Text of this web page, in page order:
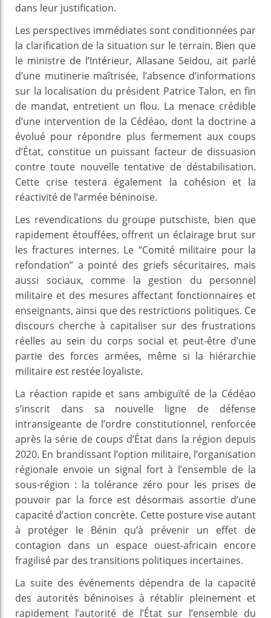
dans leur justification.
Les perspectives immédiates sont conditionnées par
la clarification de la situation sur le terrain. Bien que
le ministre de l’Intérieur, Allasane Seidou, ait parlé
d’une mutinerie maîtrisée, l’absence d’informations
sur la localisation du président Patrice Talon, en fin
de mandat, entretient un flou. La menace crédible
d’une intervention de la Cédéao, dont la doctrine a
évolué pour répondre plus fermement aux coups
d’État, constitue un puissant facteur de dissuasion
contre toute nouvelle tentative de déstabilisation.
Cette crise testera également la cohésion et la
réactivité de l’armée béninoise.
Les revendications du groupe putschiste, bien que
rapidement étouffées, offrent un éclairage brut sur
les fractures internes. Le “Comité militaire pour la
refondation” a pointé des griefs sécuritaires, mais
aussi sociaux, comme la gestion du personnel
militaire et des mesures affectant fonctionnaires et
enseignants, ainsi que des restrictions politiques. Ce
discours cherche à capitaliser sur des frustrations
réelles au sein du corps social et peut-être d’une
partie des forces armées, même si la hiérarchie
militaire est restée loyaliste.
La réaction rapide et sans ambiguïté de la Cédéao
s’inscrit dans sa nouvelle ligne de défense
intransigeante de l’ordre constitutionnel, renforcée
après la série de coups d’État dans la région depuis
2020. En brandissant l’option militaire, l’organisation
régionale envoie un signal fort à l’ensemble de la
sous-région : la tolérance zéro pour les prises de
pouvoir par la force est désormais assortie d’une
capacité d’action concrète. Cette posture vise autant
à protéger le Bénin qu’à prévenir un effet de
contagion dans un espace ouest-africain encore
fragilisé par des transitions politiques incertaines.
La suite des événements dépendra de la capacité
des autorités béninoises à rétablir pleinement et
rapidement l’autorité de l’État sur l’ensemble du